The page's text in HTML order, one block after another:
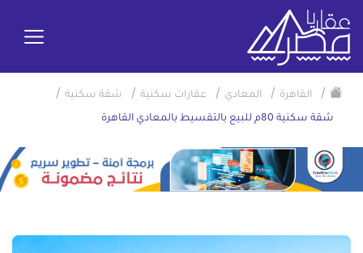
/ القاهرة / المعادي / عقارات سكنية / شقة سكنية /
شقة سكنية 80م للبيع بالتقسيط بالمعادي القاهرة